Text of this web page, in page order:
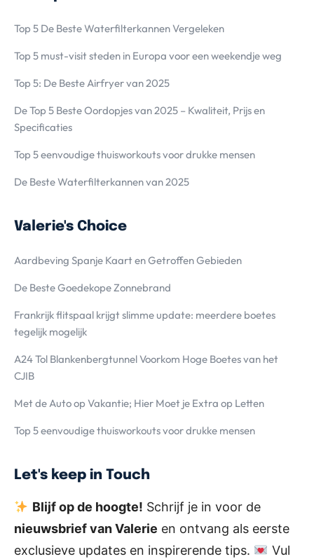
Top 5 De Beste Waterfilterkannen Vergeleken
Top 5 must-visit steden in Europa voor een weekendje weg
Top 5: De Beste Airfryer van 2025
De Top 5 Beste Oordopjes van 2025 – Kwaliteit, Prijs en
Specificaties
Top 5 eenvoudige thuisworkouts voor drukke mensen
De Beste Waterfilterkannen van 2025
Valerie's Choice
Aardbeving Spanje Kaart en Getroffen Gebieden
De Beste Goedekope Zonnebrand
Frankrijk flitspaal krijgt slimme update: meerdere boetes
tegelijk mogelijk
A24 Tol Blankenbergtunnel Voorkom Hoge Boetes van het
CJIB
Met de Auto op Vakantie; Hier Moet je Extra op Letten
Top 5 eenvoudige thuisworkouts voor drukke mensen
Let's keep in Touch
Blijf op de hoogte! Schrijf je in voor de
nieuwsbrief van Valerie en ontvang als eerste
exclusieve updates en inspirerende tips.
Vul